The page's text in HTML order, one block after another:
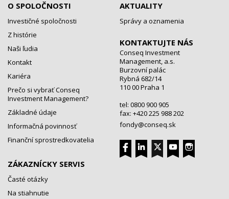
O SPOLOČNOSTI
Investičné spoločnosti
Z histórie
Naši ľudia
Kontakt
Kariéra
Prečo si vybrať Conseq
Investment Management?
Základné údaje
Informačná povinnosť
Finanční sprostredkovatelia
ZÁKAZNÍCKY SERVIS
Časté otázky
Na stiahnutie
AKTUALITY
Správy a oznamenia
KONTAKTUJTE NÁS
Conseq Investment
Management, a.s.
Burzovní palác
Rybná 682/14
110 00 Praha 1
tel: 0800 900 905
fax: +420 225 988 202
fondy@conseq.sk